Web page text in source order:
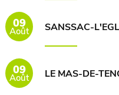
09
Août SANSSAC-
09
Août LE MAS-DE-